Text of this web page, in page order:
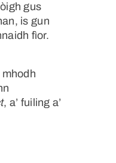
gus
is gun
fìor.
, a’ fuiling a’